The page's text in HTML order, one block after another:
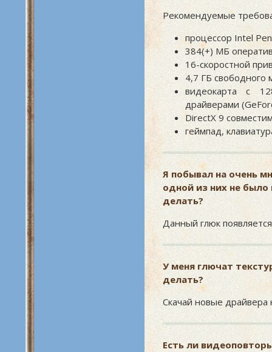
Рекомендуемые
процессор Intel
384(+) МБ
16-скоростной
4,7 ГБ свободного
видеокарта с
драйверами
DirectX 9
геймпад,
Я побывал на очень
одной из них не было
делать?
Данный глюк
У меня глючат
делать?
Скачай новые драйвера
Есть ли